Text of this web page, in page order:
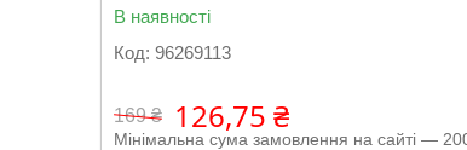
В наявності
Код: 96269113
169 ₴ 126,75 ₴
Мінімальна сума замовлення на сайті —